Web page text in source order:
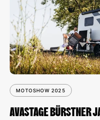
MOTOSHOW 2025
AVASTAGE BÜRSTNER